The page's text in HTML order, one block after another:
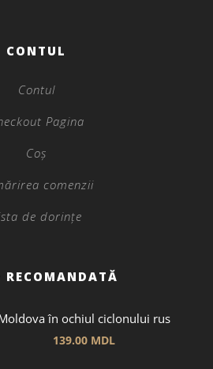
CONTUL
Contul
Pagina
Coș
comenzii
de dorințe
RECOMANDATĂ
în ochiul ciclonului rus
139.00 MDL